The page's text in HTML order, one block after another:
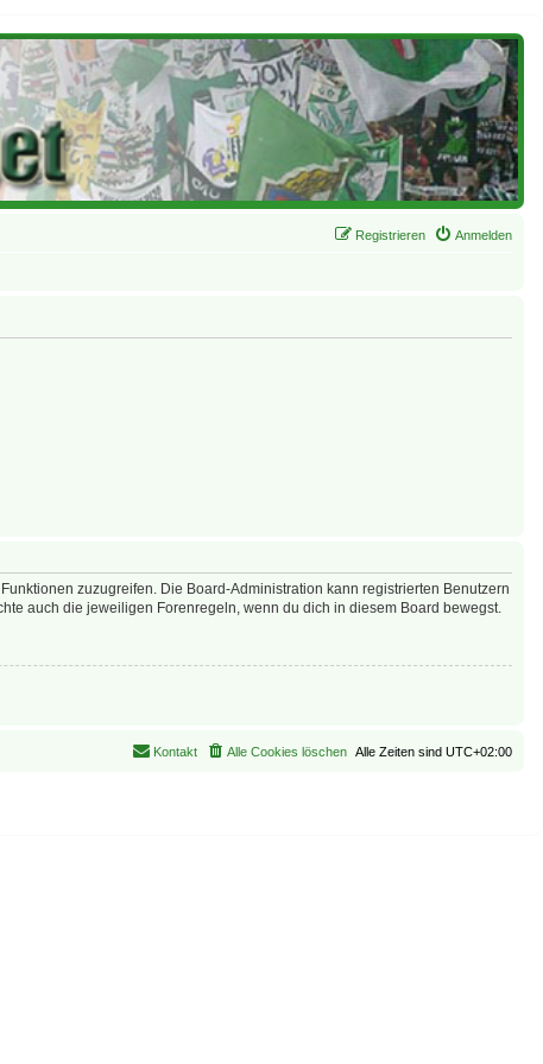
Anmelden
Registrieren
zuzugreifen. Die Board-Administration kann registrierten Benutzern
auch die jeweiligen Forenregeln, wenn du dich in diesem Board bewegst.
Alle Zeiten sind UTC+02:00
Alle Cookies löschen
Kontakt